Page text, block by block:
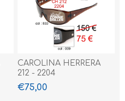
CAROLINA HERRERA
212 - 2204
€75,00